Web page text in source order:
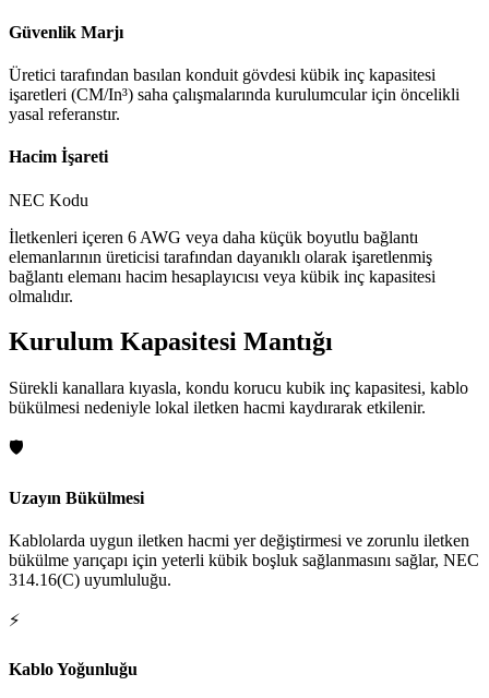
Güvenlik Marjı
Üretici tarafından basılan konduit gövdesi kübik inç kapasitesi
işaretleri (CM/In³) saha çalışmalarında kurulumcular için öncelikli
yasal referanstır.
Hacim İşareti
NEC Kodu
İletkenleri içeren 6 AWG veya daha küçük boyutlu bağlantı
elemanlarının üreticisi tarafından dayanıklı olarak işaretlenmiş
bağlantı elemanı hacim hesaplayıcısı veya kübik inç kapasitesi
olmalıdır.
Kurulum Kapasitesi Mantığı
Sürekli kanallara kıyasla, kondu korucu kubik inç kapasitesi, kablo
bükülmesi nedeniyle lokal iletken hacmi kaydırarak etkilenir.
🛡️
Uzayın Bükülmesi
Kablolarda uygun iletken hacmi yer değiştirmesi ve zorunlu iletken
bükülme yarıçapı için yeterli kübik boşluk sağlanmasını sağlar, NEC
314.16(C) uyumluluğu.
⚡
Kablo Yoğunluğu